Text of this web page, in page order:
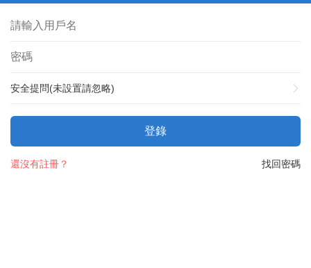
安全提問(未設置請忽略)
登錄
找回密碼
還沒有註冊？